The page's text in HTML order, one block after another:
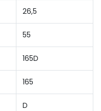
26,5
55
165D
165
D